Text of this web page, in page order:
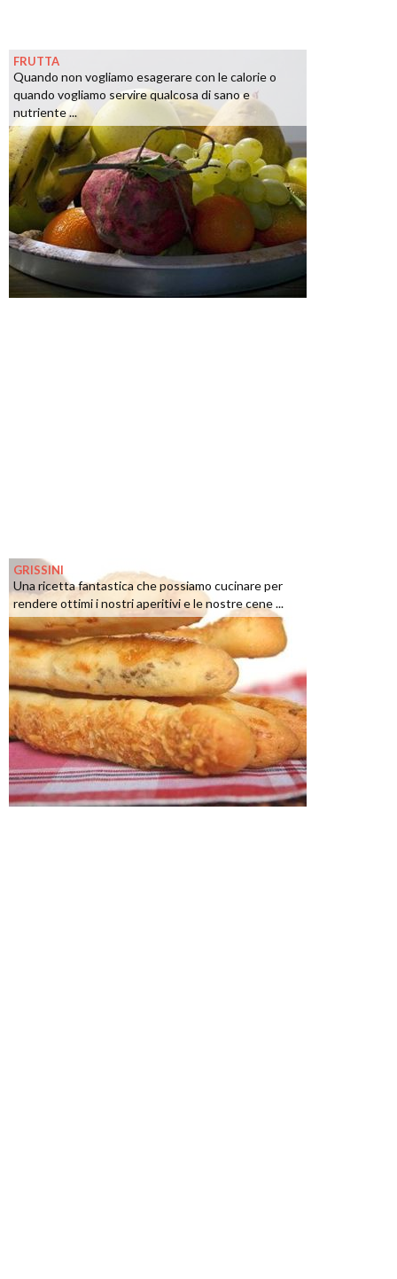
FRUTTA
Quando non vogliamo esagerare con le calorie o
quando vogliamo servire qualcosa di sano e
nutriente ...
GRISSINI
Una ricetta fantastica che possiamo cucinare per
rendere ottimi i nostri aperitivi e le nostre cene ...